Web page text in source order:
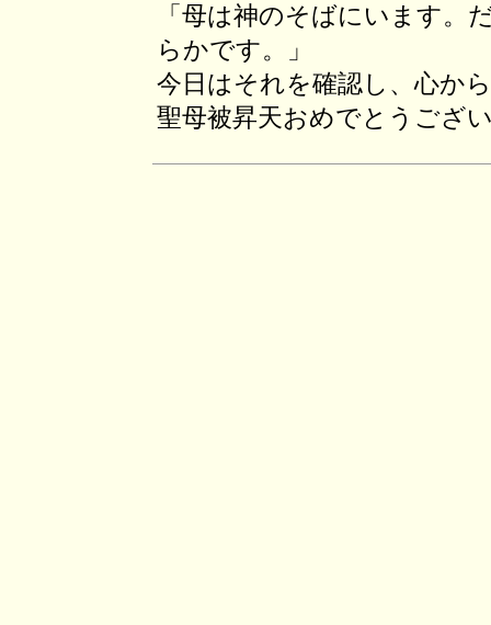
「母は神のそばにいます。
らかです。」
今日はそれを確認し、心か
聖母被昇天おめでとうござ